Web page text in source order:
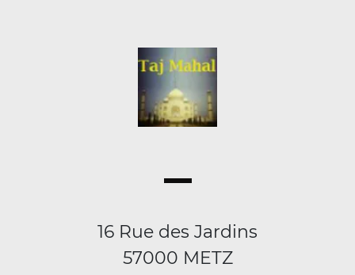
16 Rue des Jardins
57000 METZ